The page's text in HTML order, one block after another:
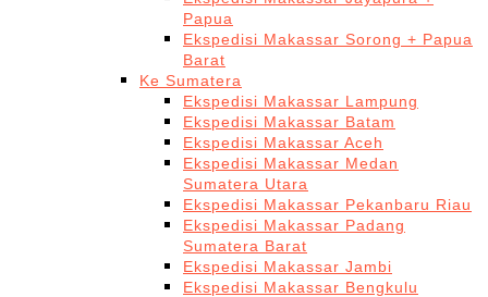
Papua
Ekspedisi Makassar Sorong + Papua
Barat
Ke Sumatera
Ekspedisi Makassar Lampung
Ekspedisi Makassar Batam
Ekspedisi Makassar Aceh
Ekspedisi Makassar Medan
Sumatera Utara
Ekspedisi Makassar Pekanbaru Riau
Ekspedisi Makassar Padang
Sumatera Barat
Ekspedisi Makassar Jambi
Ekspedisi Makassar Bengkulu